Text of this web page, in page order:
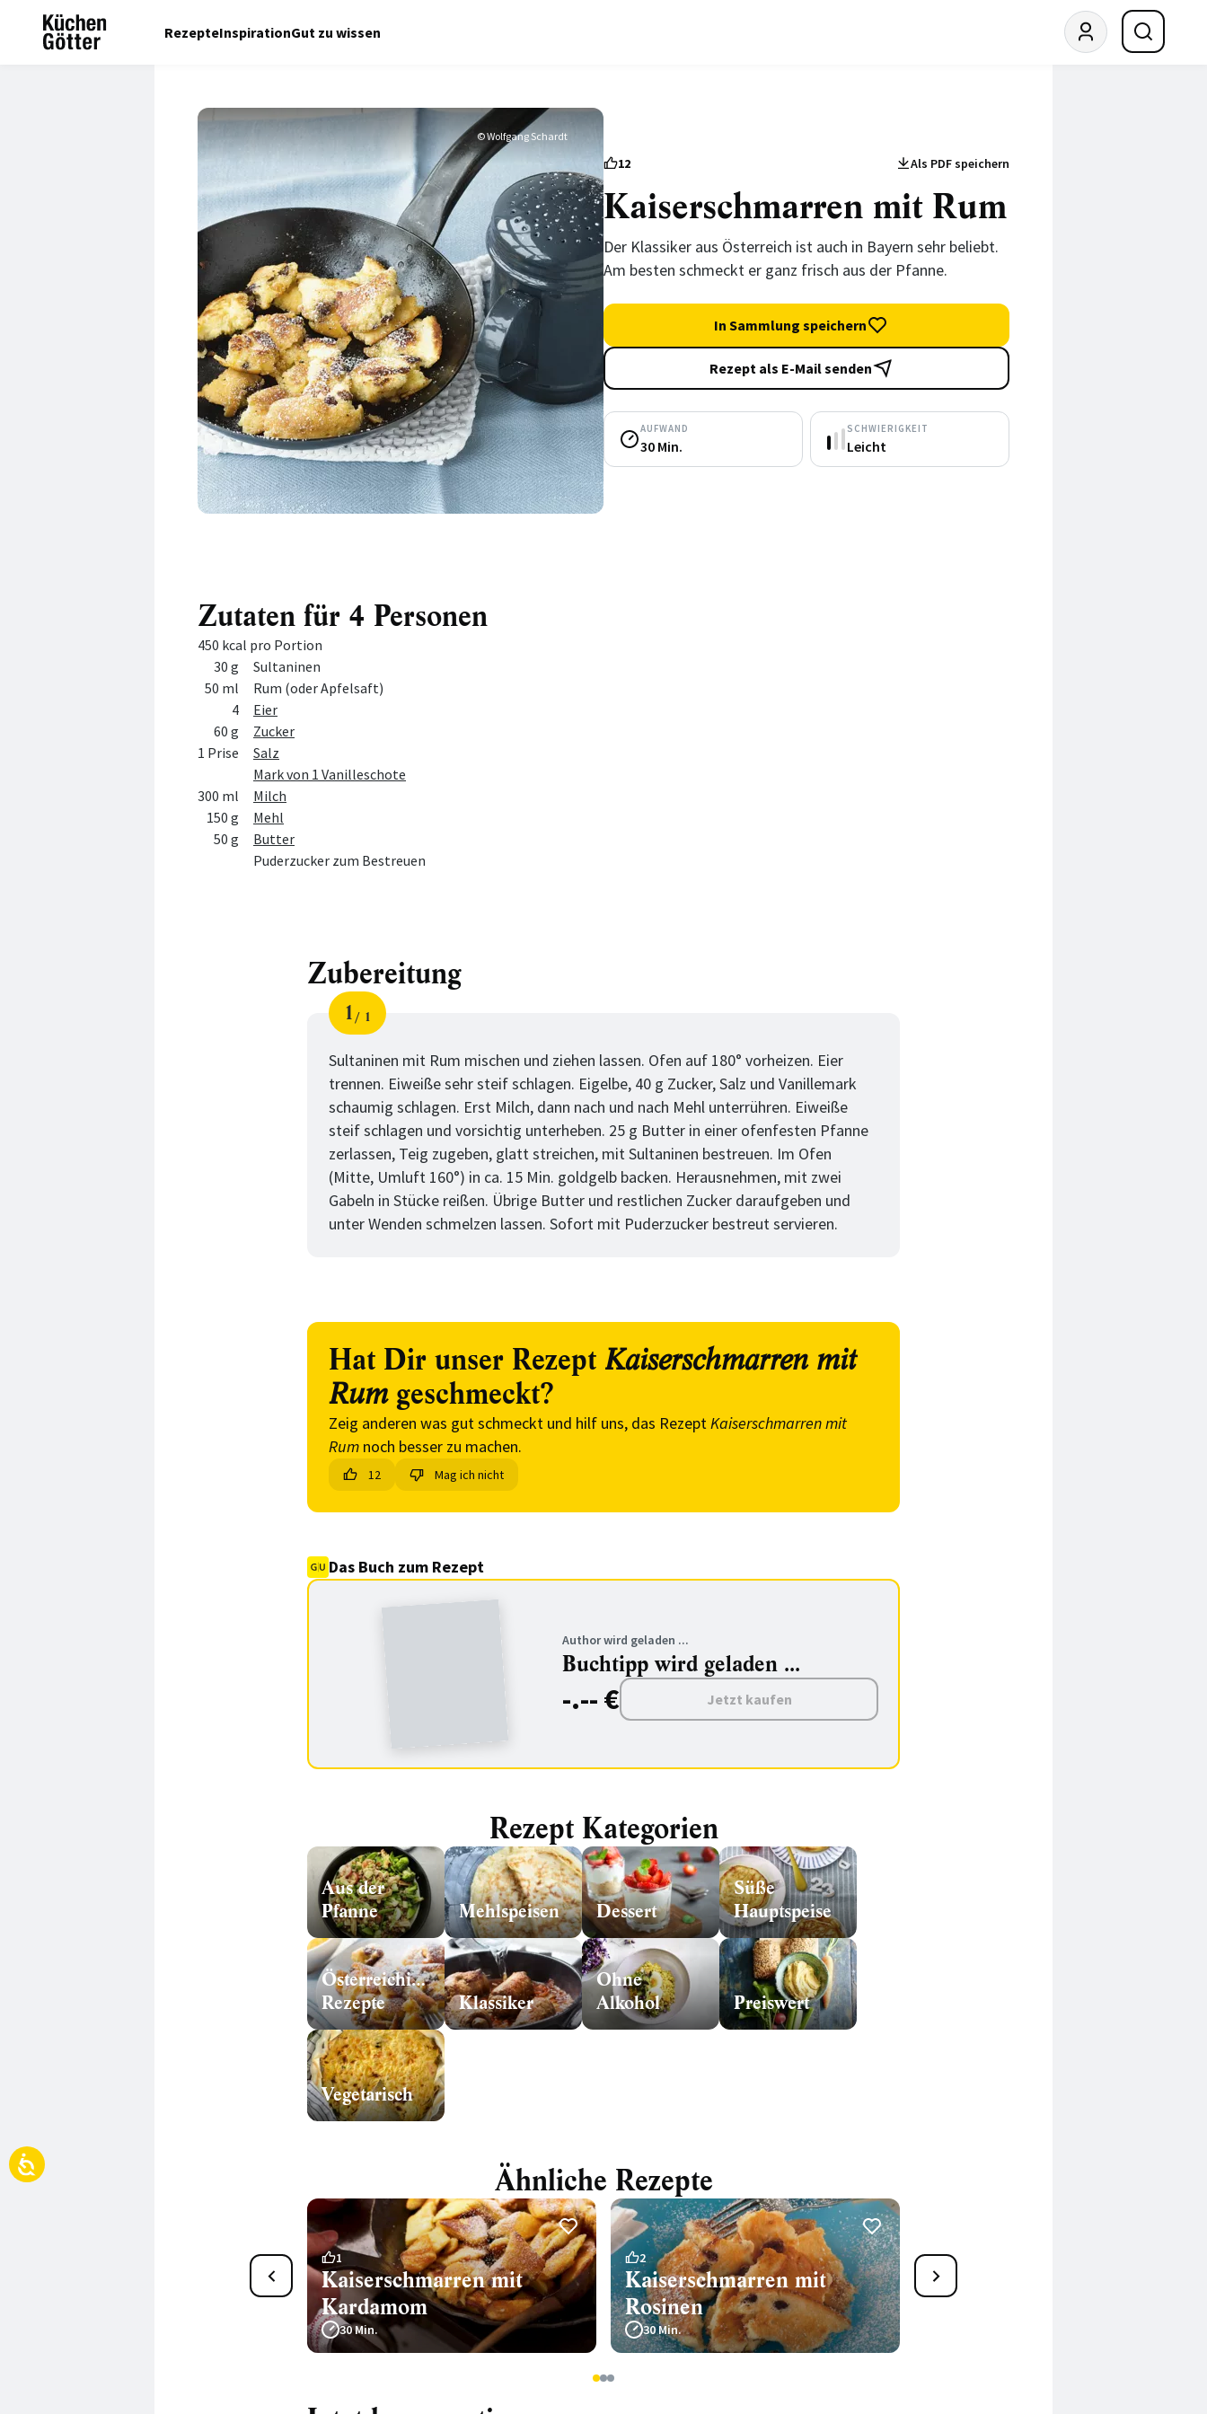
RezepteInspirationGut zu wissen
© Wolfgang Schardt
12 Als PDF speichern
Kaiserschmarren mit Rum
Der Klassiker aus Österreich ist auch in Bayern sehr beliebt.
Am besten schmeckt er ganz frisch aus der Pfanne.
In Sammlung speichern
Rezept als E-Mail senden
AUFWAND
30 Min.
SCHWIERIGKEIT
Leicht
Zutaten für 4 Personen
450 kcal pro Portion
Menge Zutat
30 g
Sultaninen
50 ml
Rum (oder Apfelsaft)
4
Eier
60 g
Zucker
1 Prise
Salz
Mark von 1 Vanilleschote
300 ml
Milch
150 g
Mehl
50 g
Butter
Puderzucker zum Bestreuen
Zubereitung
Schritt
1
von
1
Sultaninen mit Rum mischen und ziehen lassen. Ofen auf 180° vorheizen. Eier
trennen. Eiweiße sehr steif schlagen. Eigelbe, 40 g Zucker, Salz und Vanillemark
schaumig schlagen. Erst Milch, dann nach und nach Mehl unterrühren. Eiweiße
steif schlagen und vorsichtig unterheben. 25 g Butter in einer ofenfesten Pfanne
zerlassen, Teig zugeben, glatt streichen, mit Sultaninen bestreuen. Im Ofen
(Mitte, Umluft 160°) in ca. 15 Min. goldgelb backen. Herausnehmen, mit zwei
Gabeln in Stücke reißen. Übrige Butter und restlichen Zucker daraufgeben und
unter Wenden schmelzen lassen. Sofort mit Puderzucker bestreut servieren.
Hat Dir unser Rezept Kaiserschmarren mit
Rumgeschmeckt?
Zeig anderen was gut schmeckt und hilf uns, das RezeptKaiserschmarren mit
Rum noch besser zu machen.
12 Mag ich nicht
Das Buch zum Rezept
Author wird geladen ...
Buchtipp wird geladen ...
-.-- € Jetzt kaufen
Rezept Kategorien
Aus der
Pfanne
Mehlspeisen Dessert
Süße
Hauptspeise
Österreichische
Rezepte
Klassiker
Ohne
Alkohol
Preiswert
Vegetarisch
Ähnliche Rezepte
1
Kaiserschmarren mit
Kardamom
30 Min.
2
Kaiserschmarren mit
Rosinen
30 Min.
23
Topfenschmarrn
40 Min.
123